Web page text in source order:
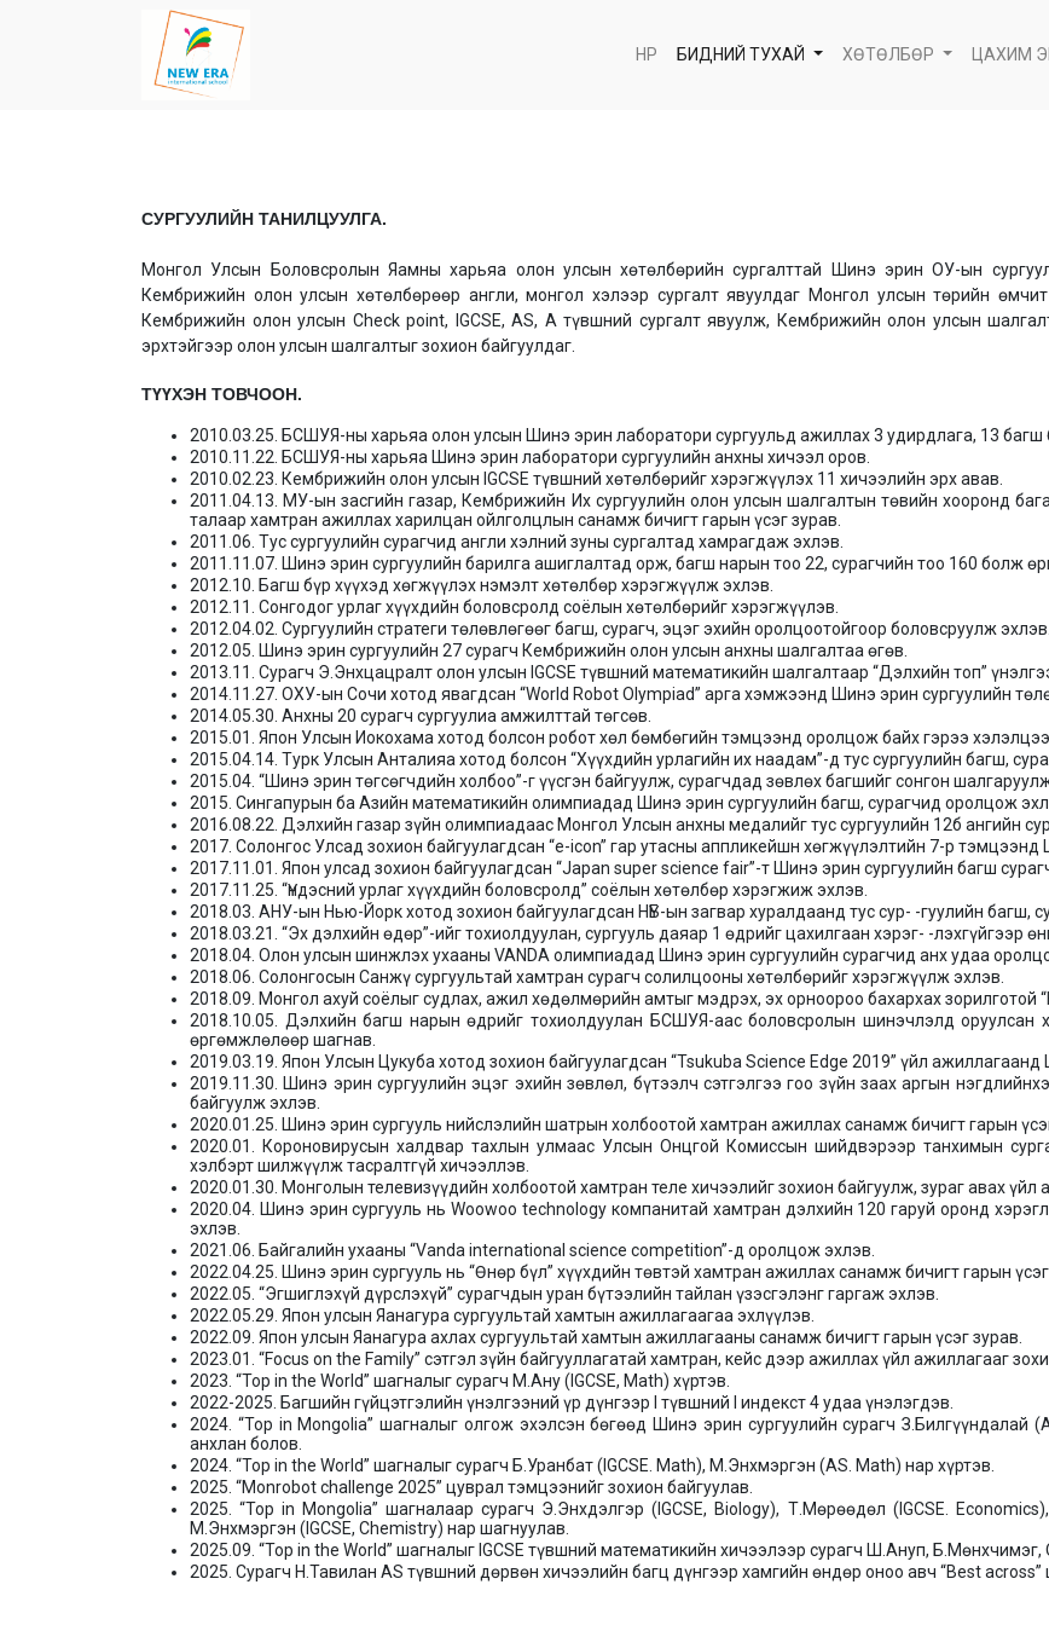
НҮҮР БИДНИЙ ТУХАЙ ХӨТӨЛБӨР ЦАХИМ
СУРГУУЛИЙН ТАНИЛЦУУЛГА.
Монгол Улсын Боловсролын Яамны харьяа олон улсын хөтөлбөрийн сургалттай Шинэ эрин ОУ-ын
Кембрижийн олон улсын хөтөлбөрөөр англи, монгол хэлээр сургалт явуулдаг Монгол улсын төрийн
Кембрижийн олон улсын Check point, IGCSE, AS, A түвшний сургалт явуулж, Кембрижийн олон улсын
эрхтэйгээр олон улсын шалгалтыг зохион байгуулдаг.
ТҮҮХЭН ТОВЧООН.
2010.03.25. БСШУЯ-ны харьяа олон улсын Шинэ эрин лаборатори сургуульд ажиллах 3 удирдлага, 13 багш
2010.11.22. БСШУЯ-ны харьяа Шинэ эрин лаборатори сургуулийн анхны хичээл оров.
2010.02.23. Кембрижийн олон улсын IGCSE түвшний хөтөлбөрийг хэрэгжүүлэх 11 хичээлийн эрх авав.
2011.04.13. МУ-ын засгийн газар, Кембрижийн Их сургуулийн олон улсын шалгалтын төвийн хооронд
талаар хамтран ажиллах харилцан ойлголцлын санамж бичигт гарын үсэг зурав.
2011.06. Тус сургуулийн сурагчид англи хэлний зуны сургалтад хамрагдаж эхлэв.
2011.11.07. Шинэ эрин сургуулийн барилга ашиглалтад орж, багш нарын тоо 22, сурагчийн тоо 160 болж
2012.10. Багш бүр хүүхэд хөгжүүлэх нэмэлт хөтөлбөр хэрэгжүүлж эхлэв.
2012.11. Сонгодог урлаг хүүхдийн боловсролд соёлын хөтөлбөрийг хэрэгжүүлэв.
2012.04.02. Сургуулийн стратеги төлөвлөгөөг багш, сурагч, эцэг эхийн оролцоотойгоор боловсруулж эхлэв.
2012.05. Шинэ эрин сургуулийн 27 сурагч Кембрижийн олон улсын анхны шалгалтаа өгөв.
2013.11. Сурагч Э.Энхцацралт олон улсын IGCSE түвшний математикийн шалгалтаар “Дэлхийн топ”
2014.11.27. ОХУ-ын Сочи хотод явагдсан “World Robot Olympiad” арга хэмжээнд Шинэ эрин сургуулийн
2014.05.30. Анхны 20 сурагч сургуулиа амжилттай төгсөв.
2015.01. Япон Улсын Иокохама хотод болсон робот хөл бөмбөгийн тэмцээнд оролцож байх гэрээ
2015.04.14. Турк Улсын Анталияа хотод болсон “Хүүхдийн урлагийн их наадам”-д тус сургуулийн багш,
2015.04. “Шинэ эрин төгсөгчдийн холбоо”-г үүсгэн байгуулж, сурагчдад зөвлөх багшийг сонгон
2015. Сингапурын ба Азийн математикийн олимпиадад Шинэ эрин сургуулийн багш, сурагчид оролцож
2016.08.22. Дэлхийн газар зүйн олимпиадаас Монгол Улсын анхны медалийг тус сургуулийн 12б ангийн
2017. Солонгос Улсад зохион байгуулагдсан “e-icon” гар утасны аппликейшн хөгжүүлэлтийн 7-р тэмцээнд
2017.11.01. Япон улсад зохион байгуулагдсан “Japan super science fair”-т Шинэ эрин сургуулийн багш
2017.11.25. “Үндэсний урлаг хүүхдийн боловсролд” соёлын хөтөлбөр хэрэгжиж эхлэв.
2018.03. АНУ-ын Нью-Йорк хотод зохион байгуулагдсан НҮБ-ын загвар хуралдаанд тус сур- -гуулийн багш,
2018.03.21. “Эх дэлхийн өдөр”-ийг тохиолдуулан, сургууль даяар 1 өдрийг цахилгаан хэрэг- -лэхгүйгээр
2018.04. Олон улсын шинжлэх ухааны VANDA олимпиадад Шинэ эрин сургуулийн сурагчид анх удаа
2018.06. Солонгосын Санжү сургуультай хамтран сурагч солилцооны хөтөлбөрийг хэрэгжүүлж эхлэв.
2018.09. Монгол ахуй соёлыг судлах, ажил хөдөлмөрийн амтыг мэдрэх, эх орноороо бахархах зорилготой
2018.10.05. Дэлхийн багш нарын өдрийг тохиолдуулан БСШУЯ-аас боловсролын шинэчлэлд оруулсан
өргөмжлөлөөр шагнав.
2019.03.19. Япон Улсын Цукуба хотод зохион байгуулагдсан “Tsukuba Science Edge 2019” үйл
2019.11.30. Шинэ эрин сургуулийн эцэг эхийн зөвлөл, бүтээлч сэтгэлгээ гоо зүйн заах аргын
байгуулж эхлэв.
2020.01.25. Шинэ эрин сургууль нийслэлийн шатрын холбоотой хамтран ажиллах санамж бичигт гарын
2020.01. Короновирусын халдвар тахлын улмаас Улсын Онцгой Комиссын шийдвэрээр танхимын
хэлбэрт шилжүүлж тасралтгүй хичээллэв.
2020.01.30. Монголын телевизүүдийн холбоотой хамтран теле хичээлийг зохион байгуулж, зураг авах үйл
2020.04. Шинэ эрин сургууль нь Woowoo technology компанитай хамтран дэлхийн 120 гаруй оронд
эхлэв.
2021.06. Байгалийн ухааны “Vanda international science competition”-д оролцож эхлэв.
2022.04.25. Шинэ эрин сургууль нь “Өнөр бүл” хүүхдийн төвтэй хамтран ажиллах санамж бичигт гарын үсэг
2022.05. “Эгшиглэхүй дүрслэхүй” сурагчдын уран бүтээлийн тайлан үзэсгэлэнг гаргаж эхлэв.
2022.05.29. Япон улсын Яанагура сургуультай хамтын ажиллагаагаа эхлүүлэв.
2022.09. Япон улсын Яанагура ахлах сургуультай хамтын ажиллагааны санамж бичигт гарын үсэг зурав.
2023.01. “Focus on the Family” сэтгэл зүйн байгууллагатай хамтран, кейс дээр ажиллах үйл ажиллагааг
2023. “Top in the World” шагналыг сурагч М.Ану (IGCSE, Math) хүртэв.
2022-2025. Багшийн гүйцэтгэлийн үнэлгээний үр дүнгээр I түвшний I индекст 4 удаа үнэлэгдэв.
2024. “Top in Mongolia” шагналыг олгож эхэлсэн бөгөөд Шинэ эрин сургуулийн сурагч
анхлан болов.
2024. “Top in the World” шагналыг сурагч Б.Уранбат (IGCSE. Math), М.Энхмэргэн (AS. Math) нар хүртэв.
2025. “Monrobot challenge 2025” цуврал тэмцээнийг зохион байгуулав.
2025. “Top in Mongolia” шагналаар сурагч Э.Энхдэлгэр (IGCSE, Biology), Т.Мөрөөдөл (IGCSE.
М.Энхмэргэн (IGCSE, Chemistry) нар шагнуулав.
2025.09. “Top in the World” шагналыг IGCSE түвшний математикийн хичээлээр сурагч Ш.Ануп, Б.Мөнхчимэг,
2025. Сурагч Н.Тавилан AS түвшний дөрвөн хичээлийн багц дүнгээр хамгийн өндөр оноо авч “Best across”